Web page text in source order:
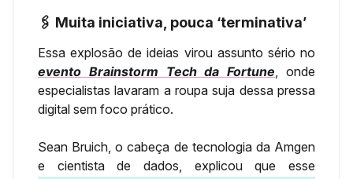
🖇️ Muita iniciativa, pouca ‘terminativa’
Essa explosão de ideias virou assunto sério no
evento Brainstorm Tech da Fortune, onde
especialistas lavaram a roupa suja dessa pressa
digital sem foco prático.
Sean Bruich, o cabeça de tecnologia da Amgen
e cientista de dados, explicou que esse